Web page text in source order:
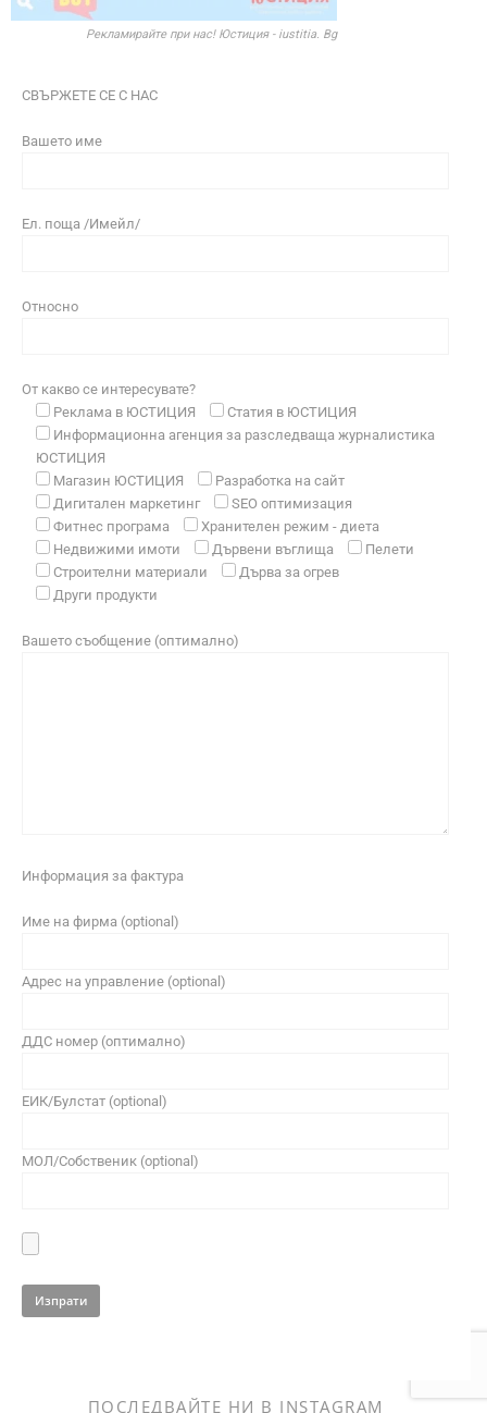
Рекламирайте при нас! Юстиция - iustitia. Bg
СВЪРЖЕТЕ СЕ С НАС
Вашето име
Ел. поща /Имейл/
Относно
От какво се интересувате?
Реклама в ЮСТИЦИЯ
Статия в ЮСТИЦИЯ
Информационна агенция за разследваща журналистика
ЮСТИЦИЯ
Магазин ЮСТИЦИЯ
Разработка на сайт
Дигитален маркетинг
SEO оптимизация
Фитнес програма
Хранителен режим - диета
Недвижими имоти
Дървени въглища
Пелети
Строителни материали
Дърва за огрев
Други продукти
Вашето съобщение (оптимално)
Информация за фактура
Име на фирма (optional)
Адрес на управление (optional)
ДДС номер (оптимално)
ЕИК/Булстат (optional)
МОЛ/Собственик (optional)
ПОСЛЕДВАЙТЕ НИ В INSTAGRAM